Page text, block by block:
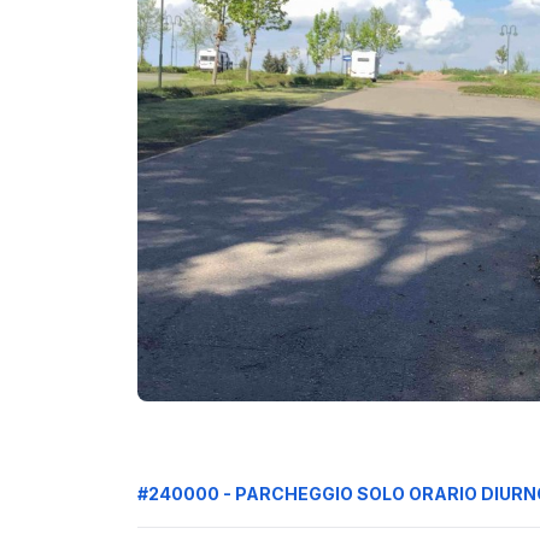
#240000 - PARCHEGGIO SOLO ORARIO